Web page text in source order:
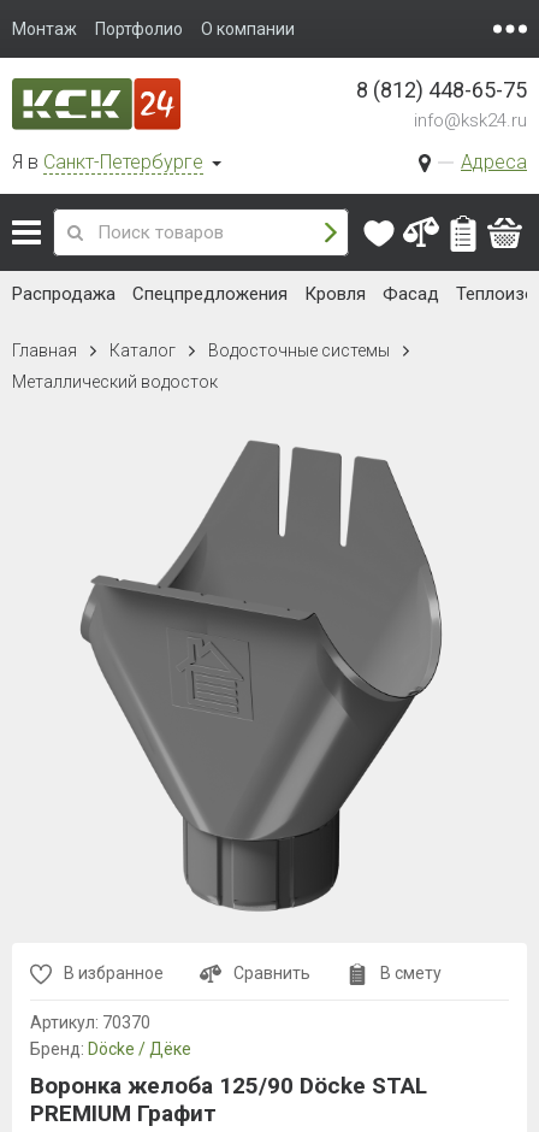
Монтаж Портфолио О компании
Я в Санкт-Петербурге Адреса
8 (812) 448-65-75
info@ksk24.ru
Распродажа Спецпредложения Кровля Фасад
Главная Каталог
Водосточные системы
Металлический водосток
В избранное Сравнить В смету
Артикул: 70370
Бренд: Döcke / Дёке
Воронка желоба 125/90 Döcke STAL
PREMIUM Графит